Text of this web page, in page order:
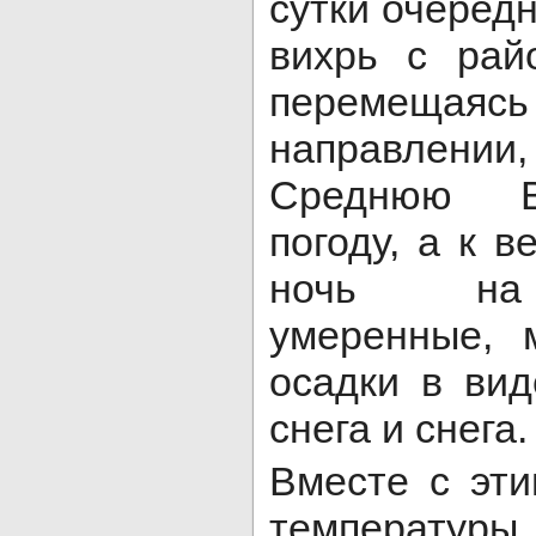
вихрь с
Среднюю
погоду, а к
ночь на
умеренные,
осадки в
снега и снега.
Вместе с